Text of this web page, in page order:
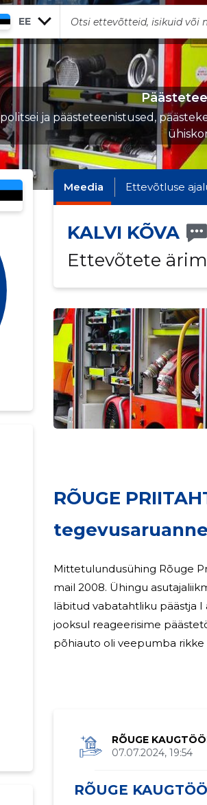
EE
politsei ja päästeteenistused,
Meedia Ettevõtluse
KALVI KÕVA
Ettevõtete
RÕUGE
Mittetulundusühing Rõuge
mail 2008. Ühingu asutajaliikmeid oli 12. Seisuga 31.12.2025 oli ühingus
läbitud vabatahtliku päästja I
jooksul reageerisime
põhiauto oli veepumba rikke tõttu 2 kuud arvelt
RÕUGE
07.07.2024, 19:54
RÕUGE